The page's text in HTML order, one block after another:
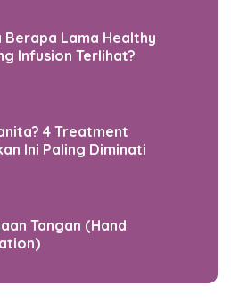
Berapa Lama Healthy
Infusion Terlihat?
4 Treatment
Ini Paling Diminati
Tangan (Hand